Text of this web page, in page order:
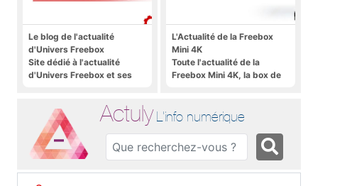
Le blog de l'actualité
d'Univers Freebox
Site dédié à l'actualité
d'Univers Freebox et ses
thématiques Actuly, à
Freezone, etc.
L'Actualité de la Freebox
Mini 4K
Toute l'actualité de la
Freebox Mini 4K, la box de
Actuly L'info numérique